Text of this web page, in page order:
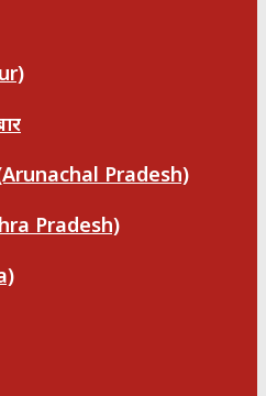
Pradesh)
Pradesh)